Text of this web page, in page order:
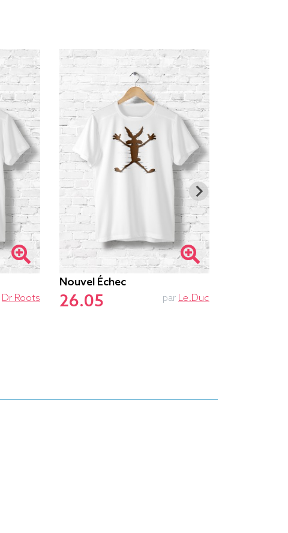
Dr Roots
Nouvel Échec
26.05 par Le.duc